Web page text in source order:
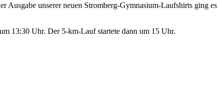
unserer neuen Stromberg-Gymnasium-Laufshirts ging es
13:30 Uhr. Der 5-km-Lauf startete dann um 15 Uhr.